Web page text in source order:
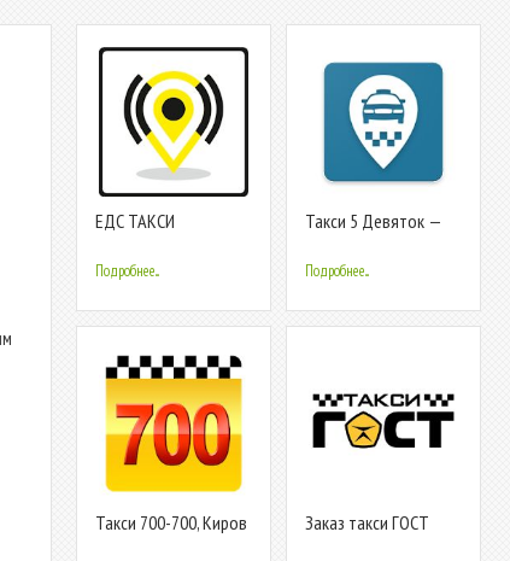
ЕДС ТАКСИ
Подробнее...
Такси 5 Девяток —
Подробнее...
Такси 700-700, Киров Заказ такси ГОСТ